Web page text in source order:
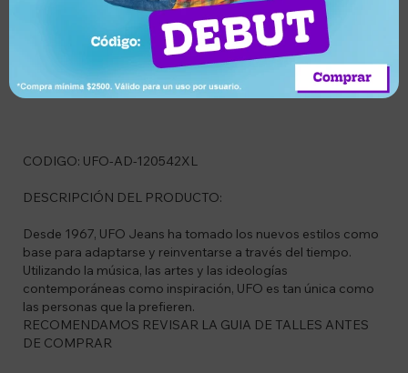
Compra segura
cambio
entrega
CODIGO: UFO-AD-120542XL
DESCRIPCIÓN DEL PRODUCTO:
Desde 1967, UFO Jeans ha tomado los nuevos estilos como
base para adaptarse y reinventarse a través del tiempo.
Utilizando la música, las artes y las ideologías
contemporáneas como inspiración, UFO es tan única como
las personas que la prefieren.
RECOMENDAMOS REVISAR LA GUIA DE TALLES ANTES
DE COMPRAR